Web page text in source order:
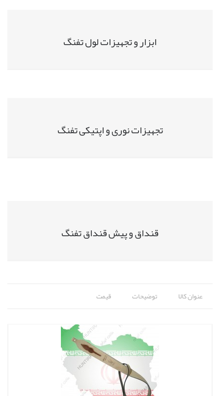
ابزار و تجهیزات لول تفنگ
تجهیزات نوری و اپتیکی تفنگ
قنداق و پیش قنداق تفنگ
عنوان کالا توضیحات قیمت